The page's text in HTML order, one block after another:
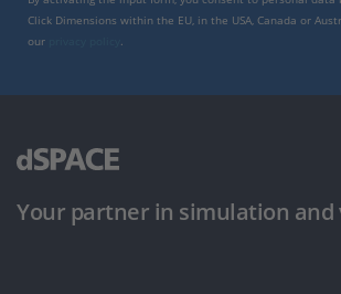
Click Dimensions within the EU, in the USA, Canada or
our
.
Your partner in simulation and